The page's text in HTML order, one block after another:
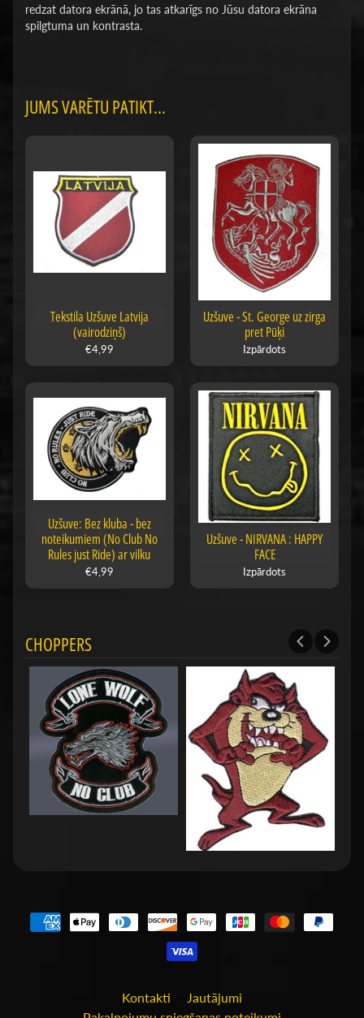
redzat datora ekrānā, jo tas atkarīgs no Jūsu datora ekrāna
spilgtuma un kontrasta.
JUMS VARĒTU PATIKT...
Tekstila Uzšuve Latvija
(vairodziņš)
€4,99
Uzšuve - St. George uz zirga
pret Pūķi
Izpārdots
Uzšuve: Bez kluba - bez
noteikumiem (No Club No
Rules just Ride) ar vilku
€4,99
Uzšuve - NIRVANA : HAPPY
FACE
Izpārdots
CHOPPERS
Kontakti
Jautājumi